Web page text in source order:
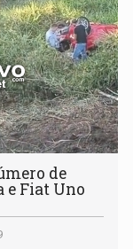
de
e Fiat Uno